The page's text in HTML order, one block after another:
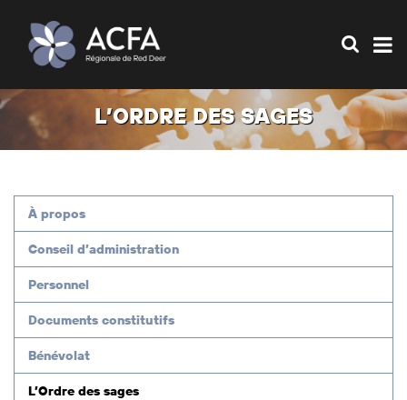
L’ORDRE DES SAGES
À propos
Conseil d’administration
Personnel
Documents constitutifs
Bénévolat
L’Ordre des sages